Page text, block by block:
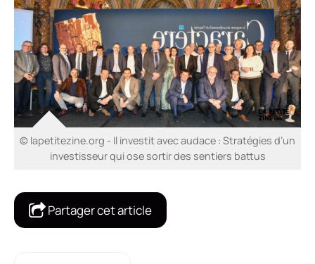
© lapetitezine.org - Il investit avec audace : Stratégies d’un
investisseur qui ose sortir des sentiers battus
Partager cet article